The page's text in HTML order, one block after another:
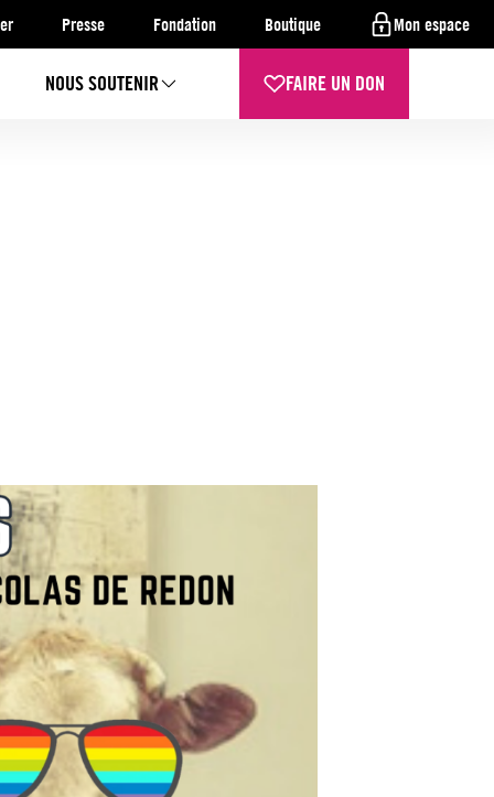
Presse Fondation Boutique Mon espace
NOUS SOUTENIR FAIRE UN DON